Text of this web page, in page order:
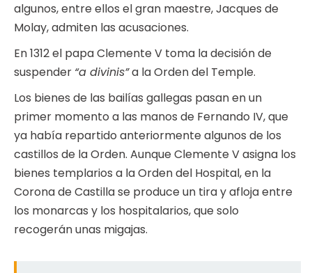
algunos, entre ellos el gran maestre, Jacques de
Molay, admiten las acusaciones.
En 1312 el papa Clemente V toma la decisión de
suspender “a divinis”a la Orden del Temple.
Los bienes de las bailías gallegas pasan en un
primer momento a las manos de Fernando IV, que
ya había repartido anteriormente algunos de los
castillos de la Orden. Aunque Clemente V asigna los
bienes templarios a la Orden del Hospital, en la
Corona de Castilla se produce un tira y afloja entre
los monarcas y los hospitalarios, que solo
recogerán unas migajas.